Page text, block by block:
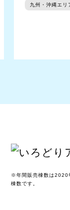
九州・沖縄エリ
※年間販売棟数は2020
棟数です。